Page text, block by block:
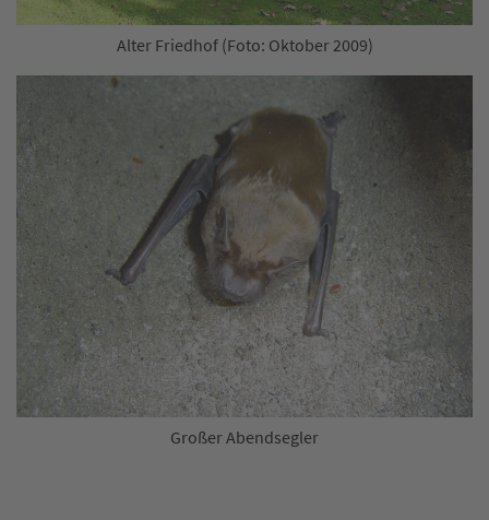
Alter Friedhof (Foto: Oktober 2009)
Großer Abendsegler